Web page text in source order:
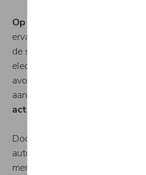
Op dinsdag 20 juni
ervaring met de meest
de splinternieuwe showroom
electrifying performance-
avond te ervaren, u mocht zich
aan
CURPA House vibes,
act door Electro Violin Girl
Door alles anders te doen dan
auto-industrie, creëert CUPRA
merkbeleving. Met deze